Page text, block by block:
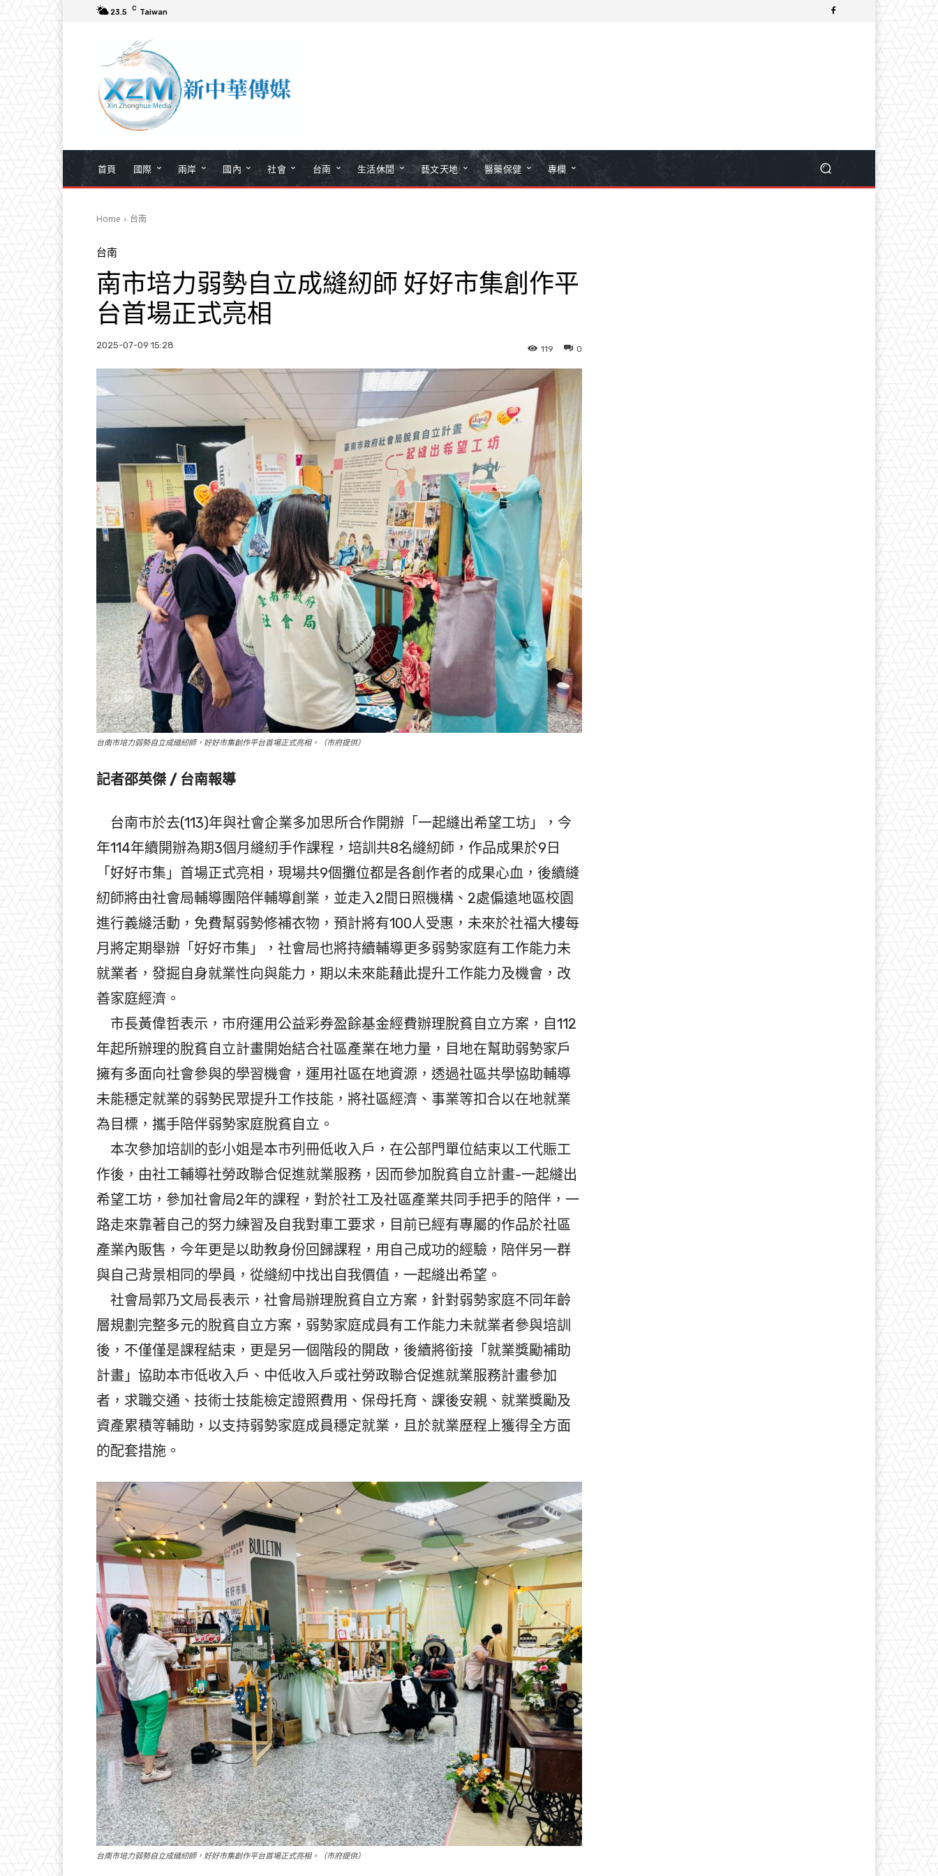
23.5 C Taiwan
首頁 國際 兩岸 國內 社會 台南 生活休閒 藝文天地 醫藥保健 專欄
Home 台南
台南
南市培力弱勢自立成縫紉師 好好市集創作平
台首場正式亮相
2025-07-09 15:28 0
119
台南市培力弱勢自立成縫紉師，好好市集創作平台首場正式亮相。（市府提供）
記者邵英傑 / 台南報導
台南市於去(113)年與社會企業多加思所合作開辦「一起縫出希望工坊」，今
年114年續開辦為期3個月縫紉手作課程，培訓共8名縫紉師，作品成果於9日
「好好市集」首場正式亮相，現場共9個攤位都是各創作者的成果心血，後續縫
紉師將由社會局輔導團陪伴輔導創業，並走入2間日照機構、2處偏遠地區校園
進行義縫活動，免費幫弱勢修補衣物，預計將有100人受惠，未來於社福大樓每
月將定期舉辦「好好市集」，社會局也將持續輔導更多弱勢家庭有工作能力未
就業者，發掘自身就業性向與能力，期以未來能藉此提升工作能力及機會，改
善家庭經濟。
市長黃偉哲表示，市府運用公益彩券盈餘基金經費辦理脫貧自立方案，自112
年起所辦理的脫貧自立計畫開始結合社區產業在地力量，目地在幫助弱勢家戶
擁有多面向社會參與的學習機會，運用社區在地資源，透過社區共學協助輔導
未能穩定就業的弱勢民眾提升工作技能，將社區經濟、事業等扣合以在地就業
為目標，攜手陪伴弱勢家庭脫貧自立。
本次參加培訓的彭小姐是本市列冊低收入戶，在公部門單位結束以工代賑工
作後，由社工輔導社勞政聯合促進就業服務，因而參加脫貧自立計畫-一起縫出
希望工坊，參加社會局2年的課程，對於社工及社區產業共同手把手的陪伴，一
路走來靠著自己的努力練習及自我對車工要求，目前已經有專屬的作品於社區
產業內販售，今年更是以助教身份回歸課程，用自己成功的經驗，陪伴另一群
與自己背景相同的學員，從縫紉中找出自我價值，一起縫出希望。
社會局郭乃文局長表示，社會局辦理脫貧自立方案，針對弱勢家庭不同年齡
層規劃完整多元的脫貧自立方案，弱勢家庭成員有工作能力未就業者參與培訓
後，不僅僅是課程結束，更是另一個階段的開啟，後續將銜接「就業獎勵補助
計畫」協助本市低收入戶、中低收入戶或社勞政聯合促進就業服務計畫參加
者，求職交通、技術士技能檢定證照費用、保母托育、課後安親、就業獎勵及
資產累積等輔助，以支持弱勢家庭成員穩定就業，且於就業歷程上獲得全方面
的配套措施。
台南市培力弱勢自立成縫紉師，好好市集創作平台首場正式亮相。（市府提供）